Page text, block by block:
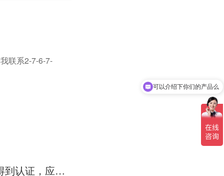
联系2-7-6-7-
XX公司顺利通过iso9001质量体系年度认证。 意思是不是这个公司得到认证，应该有自己一套管理体系制度文件
可以介绍下你们的产品么